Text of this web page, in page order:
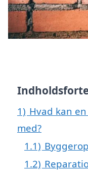
1) Hvad kan
med?
1.1)
1.2)